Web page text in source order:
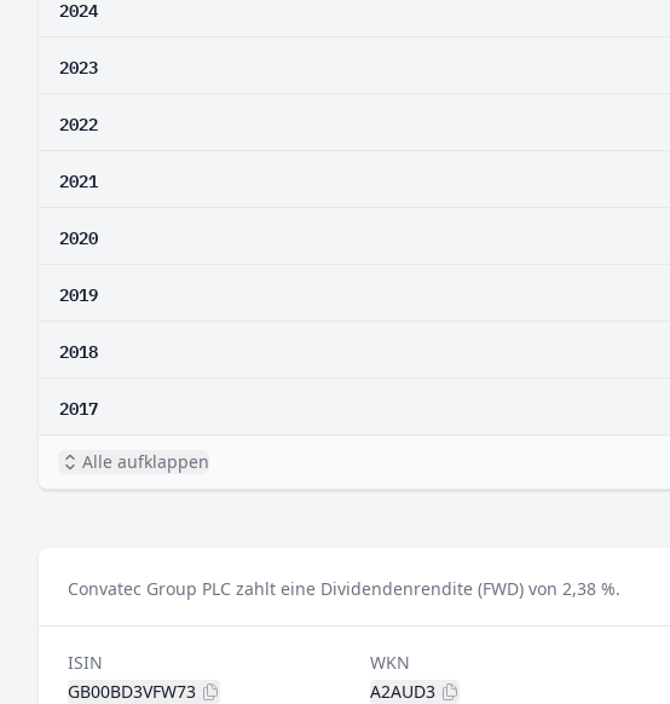
2024
2023
2022
2021
2020
2019
2018
2017
Alle aufklappen
Convatec Group PLC zahlt eine Dividendenrendite (FWD) von 2,38 %.
ISIN
GB00BD3VFW73
WKN
A2AUD3